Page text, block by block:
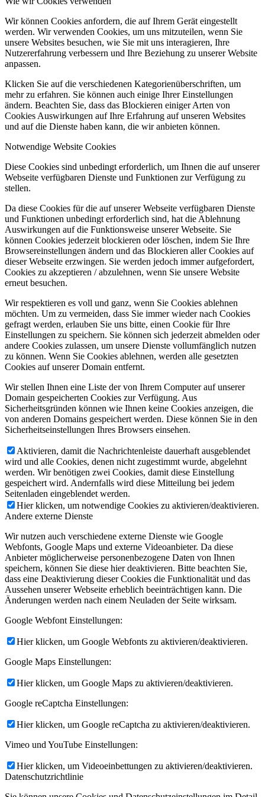
Wir können Cookies anfordern, die auf Ihrem Gerät eingestellt
werden. Wir verwenden Cookies, um uns mitzuteilen, wenn Sie
unsere Websites besuchen, wie Sie mit uns interagieren, Ihre
Nutzererfahrung verbessern und Ihre Beziehung zu unserer Website
anpassen.
Klicken Sie auf die verschiedenen Kategorienüberschriften, um
mehr zu erfahren. Sie können auch einige Ihrer Einstellungen
ändern. Beachten Sie, dass das Blockieren einiger Arten von
Cookies Auswirkungen auf Ihre Erfahrung auf unseren Websites
und auf die Dienste haben kann, die wir anbieten können.
Notwendige Website Cookies
Diese Cookies sind unbedingt erforderlich, um Ihnen die auf unserer
Webseite verfügbaren Dienste und Funktionen zur Verfügung zu
stellen.
Da diese Cookies für die auf unserer Webseite verfügbaren Dienste
und Funktionen unbedingt erforderlich sind, hat die Ablehnung
Auswirkungen auf die Funktionsweise unserer Webseite. Sie
können Cookies jederzeit blockieren oder löschen, indem Sie Ihre
Browsereinstellungen ändern und das Blockieren aller Cookies auf
dieser Webseite erzwingen. Sie werden jedoch immer aufgefordert,
Cookies zu akzeptieren / abzulehnen, wenn Sie unsere Website
erneut besuchen.
Wir respektieren es voll und ganz, wenn Sie Cookies ablehnen
möchten. Um zu vermeiden, dass Sie immer wieder nach Cookies
gefragt werden, erlauben Sie uns bitte, einen Cookie für Ihre
Einstellungen zu speichern. Sie können sich jederzeit abmelden oder
andere Cookies zulassen, um unsere Dienste vollumfänglich nutzen
zu können. Wenn Sie Cookies ablehnen, werden alle gesetzten
Cookies auf unserer Domain entfernt.
Wir stellen Ihnen eine Liste der von Ihrem Computer auf unserer
Domain gespeicherten Cookies zur Verfügung. Aus
Sicherheitsgründen können wie Ihnen keine Cookies anzeigen, die
von anderen Domains gespeichert werden. Diese können Sie in den
Sicherheitseinstellungen Ihres Browsers einsehen.
Aktivieren, damit die Nachrichtenleiste dauerhaft ausgeblendet
wird und alle Cookies, denen nicht zugestimmt wurde, abgelehnt
werden. Wir benötigen zwei Cookies, damit diese Einstellung
gespeichert wird. Andernfalls wird diese Mitteilung bei jedem
Seitenladen eingeblendet werden.
Hier klicken, um notwendige Cookies zu aktivieren/deaktivieren.
Andere externe Dienste
Wir nutzen auch verschiedene externe Dienste wie Google
Webfonts, Google Maps und externe Videoanbieter. Da diese
Anbieter möglicherweise personenbezogene Daten von Ihnen
speichern, können Sie diese hier deaktivieren. Bitte beachten Sie,
dass eine Deaktivierung dieser Cookies die Funktionalität und das
Aussehen unserer Webseite erheblich beeinträchtigen kann. Die
Änderungen werden nach einem Neuladen der Seite wirksam.
Google Webfont Einstellungen:
Hier klicken, um Google Webfonts zu aktivieren/deaktivieren.
Google Maps Einstellungen:
Hier klicken, um Google Maps zu aktivieren/deaktivieren.
Google reCaptcha Einstellungen:
Hier klicken, um Google reCaptcha zu aktivieren/deaktivieren.
Vimeo und YouTube Einstellungen:
Hier klicken, um Videoeinbettungen zu aktivieren/deaktivieren.
Datenschutzrichtlinie